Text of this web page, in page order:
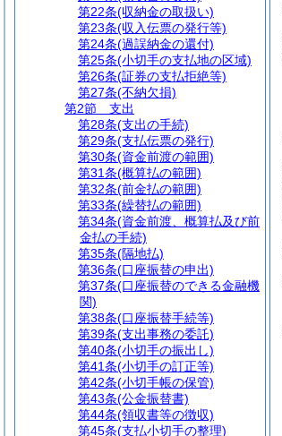
第22条(収納金の取扱い)
第23条(収入伝票の発行等)
第24条(過誤納金の還付)
第25条(小切手の支払地の区域)
第26条(証券の支払拒絶等)
第27条(不納欠損)
第2節
支出
第28条(支出の手続)
第29条(支払伝票の発行)
第30条(資金前渡の範囲)
第31条(概算払の範囲)
第32条(前金払の範囲)
第33条(繰替払の範囲)
第34条(資金前渡、概算払及び前
金払の手続)
第35条(隔地払)
第36条(口座振替の申出)
第37条(口座振替のできる金融機
関)
第38条(口座振替手続等)
第39条(支出事務の委託)
第40条(小切手の振出し)
第41条(小切手の訂正等)
第42条(小切手帳の保管)
第43条(公金振替書)
第44条(領収書等の徴収)
第45条(支払小切手の整理)